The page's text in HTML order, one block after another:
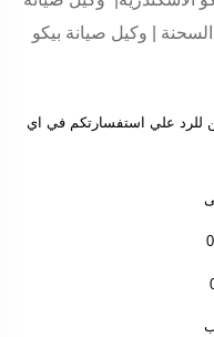
السحنة | وكيل صيانة بيكو
للرد علي استفسارتكم في اي